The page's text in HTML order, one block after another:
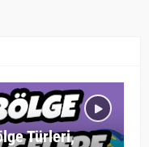
Türleri,